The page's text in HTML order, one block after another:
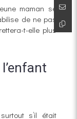
maman se
de ne pas
t-elle plus
s’il était